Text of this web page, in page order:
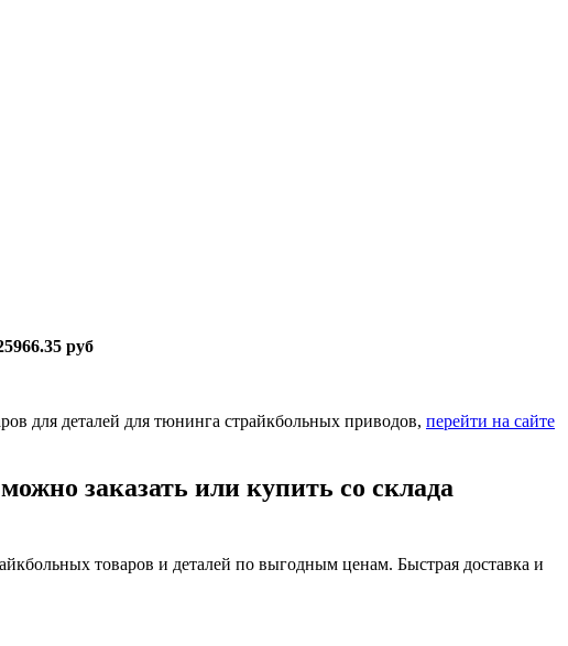
руб
для деталей для тюнинга страйкбольных приводов, перейти на сайте
заказать или купить со склада
товаров и деталей по выгодным ценам. Быстрая доставка и